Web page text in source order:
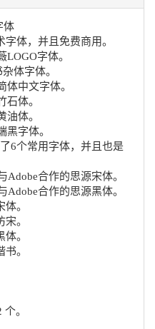
体
体，并且免费商用。
LOGO字体。
体字体。
体中文字体。
石体。
油体。
黑字体。
6个常用字体，并且也是
Adobe合作的思源宋体。
Adobe合作的思源黑体。
。
。
。
。
。